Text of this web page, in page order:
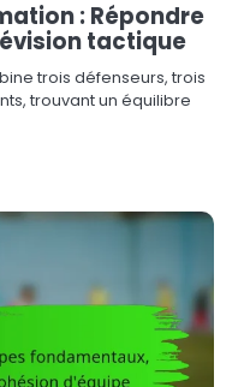
: Répondre
tactique
trois défenseurs, trois
trouvant un équilibre